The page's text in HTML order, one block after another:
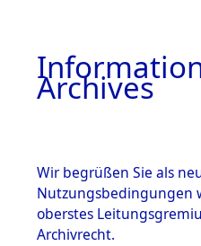
Archives
Wir begrüßen Sie als
Nutzungsbedingungen
oberstes
Archivrecht.